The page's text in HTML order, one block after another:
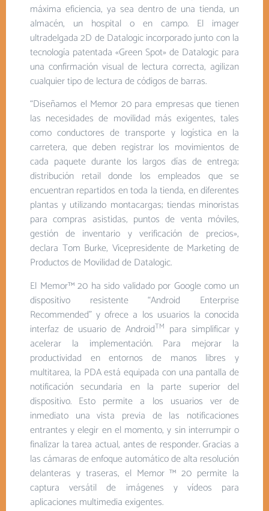
máxima eficiencia, ya sea dentro de una tienda, un
almacén, un hospital o en campo. El imager
ultradelgada 2D de Datalogic incorporado junto con la
tecnología patentada «Green Spot» de Datalogic para
una confirmación visual de lectura correcta, agilizan
cualquier tipo de lectura de códigos de barras.
“Diseñamos el Memor 20 para empresas que tienen
las necesidades de movilidad más exigentes, tales
como conductores de transporte y logística en la
carretera, que deben registrar los movimientos de
cada paquete durante los largos días de entrega;
distribución retail donde los empleados que se
encuentran repartidos en toda la tienda, en diferentes
plantas y utilizando montacargas; tiendas minoristas
para compras asistidas, puntos de venta móviles,
gestión de inventario y verificación de precios»,
declara Tom Burke, Vicepresidente de Marketing de
Productos de Movilidad de Datalogic.
El Memor™ 20 ha sido validado por Google como un
dispositivo resistente “Android Enterprise
Recommended” y ofrece a los usuarios la conocida
interfaz de usuario de AndroidTM para simplificar y
acelerar la implementación. Para mejorar la
productividad en entornos de manos libres y
multitarea, la PDA está equipada con una pantalla de
notificación secundaria en la parte superior del
dispositivo. Esto permite a los usuarios ver de
inmediato una vista previa de las notificaciones
entrantes y elegir en el momento, y sin interrumpir o
finalizar la tarea actual, antes de responder. Gracias a
las cámaras de enfoque automático de alta resolución
delanteras y traseras, el Memor ™ 20 permite la
captura versátil de imágenes y vídeos para
aplicaciones multimedia exigentes.